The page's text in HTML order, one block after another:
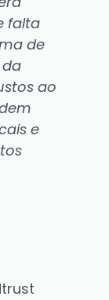
falta
de
ao
e